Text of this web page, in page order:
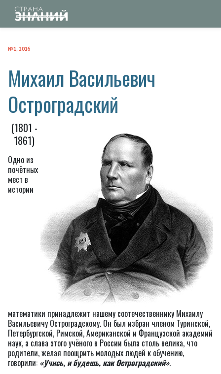
№1, 2016
Михаил Васильевич
Остроградский
(1801 -
1861)
Одно из
почётных
мест в
истории
математики принадлежит нашему соотечественнику Михаилу
Васильевичу Остроградскому. Он был избран членом Туринской,
Петербургской, Римской, Американской и Французской академий
наук, а слава этого учёного в России была столь велика, что
родители, желая поощрить молодых людей к обучению,
говорили: «Учись, и будешь, как Остроградский».